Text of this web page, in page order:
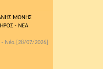
ΜΟΝΗΣ
- ΝΕΑ
- Νέα [28/07/2026]